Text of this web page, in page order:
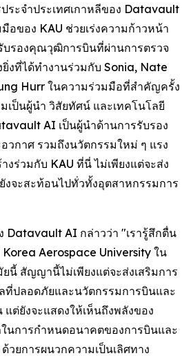
ระจำประเทศเกาหลีของ Datavault
อของ KAU ช่วยเร่งความก้าวหน้า
บรองคุณวุฒิการบินที่ผ่านการตรวจ
ยิ่งที่ได้ทำงานร่วมกับ Sonia, Nate
Hurr ในความร่วมมือที่สำคัญครั้ง
เป็นผู้นำ วิสัยทัศน์ และเทคโนโลยี
AI เป็นผู้นำด้านการรับรอง
กาศ รวมถึงนวัตกรรมใหม่ ๆ แรง
งร่วมกับ KAU ที่นี่ ไม่เพียงแต่จะส่ง
งจะสะท้อนไปทั่วทั้งอุตสาหกรรมการ
Datavault AI กล่าวว่า "เรารู้สึกตื่น
Aerospace University ใน
นี้ สัญญานี้ไม่เพียงแต่จะส่งเสริมการ
ปลอดภัยและนวัตกรรมการบินและ
แต่ยังจะแสดงให้เห็นถึงพลังของ
นการกำหนดอนาคตของการบินและ
ยการผนวกความเป็นเลิศทาง